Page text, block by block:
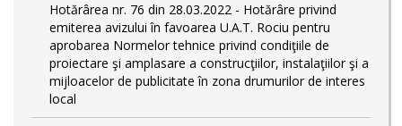
Hotărârea nr. 76 din 28.03.2022 - Hotărâre privind
emiterea avizului în favoarea U.A.T. Rociu pentru
aprobarea Normelor tehnice privind condiţiile de
proiectare şi amplasare a construcţiilor, instalaţiilor şi a
mijloacelor de publicitate în zona drumurilor de interes
local